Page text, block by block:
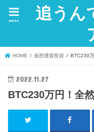
追うん
menu
HOME 仮想通貨投資 BTC230
2022.11.27
BTC230万円！全